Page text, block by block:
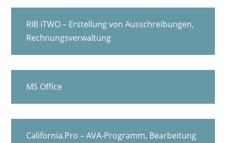
RIB iTWO – Erstellung von Ausschreibungen,
Rechnungsverwaltung
MS Office
California.Pro – AVA-Programm, Bearbeitung